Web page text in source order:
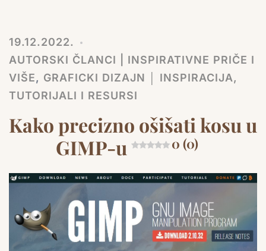
19.12.2022.
AUTORSKI ČLANCI | INSPIRATIVNE PRIČE I
VIŠE, GRAFICKI DIZAJN │ INSPIRACIJA,
TUTORIJALI I RESURSI
Kako precizno ošišati kosu u
GIMP-u
0 (0)